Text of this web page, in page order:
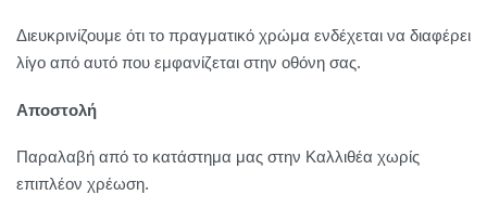
Διευκρινίζουμε ότι το πραγματικό χρώμα ενδέχεται να διαφέρει
λίγο από αυτό που εμφανίζεται στην οθόνη σας.
Αποστολή
Παραλαβή από το κατάστημα μας στην Καλλιθέα χωρίς
επιπλέον χρέωση.